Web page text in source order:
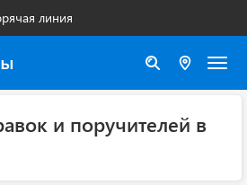
линия
и поручителей в